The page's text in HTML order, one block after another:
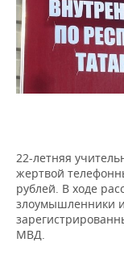
НЕФТЕХИМИЯ
НЕФТЬ
ОПК
РОЗНИЧНАЯ
ТРАНСПОРТ
НОВОСТИ
IT
МЕРОПРИЯТИЯ
НОВОСТИ
ONLINE-
ОТКРЫТАЯ
СПОРТ
ХОККЕЙ
БАСКЕТБОЛ
ВЛАСТЬ
СЮЖЕТЫ
СПРАВОЧНИК
22-летняя
жертвой
рублей. В ходе
злоумышленники
МВД.